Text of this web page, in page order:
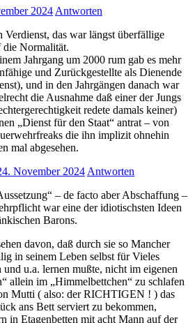
2024 Antworten
Verdienst, das war längst überfällige
die Normalität.
Jahrgang um 2000 rum gab es mehr
und Zurückgestellte als Dienende
und in den Jahrgängen danach war
die Ausnahme daß einer der Jungs
redete damals keiner)
„Dienst für den Staat“ antrat – von
die ihn implizit ohnehin
mal abgesehen.
November 2024 Antworten
– de facto aber Abschaffung –
war eine der idiotischsten Ideen
Barons.
davon, daß durch sie so Mancher
in seinem Leben selbst für Vieles
und u.a. lernen mußte, nicht im eigenen
allein im „Himmelbettchen“ zu schlafen
Mutti ( also: der RICHTIGEN ! ) das
ans Bett serviert zu bekommen,
in Etagenbetten mit acht Mann auf der